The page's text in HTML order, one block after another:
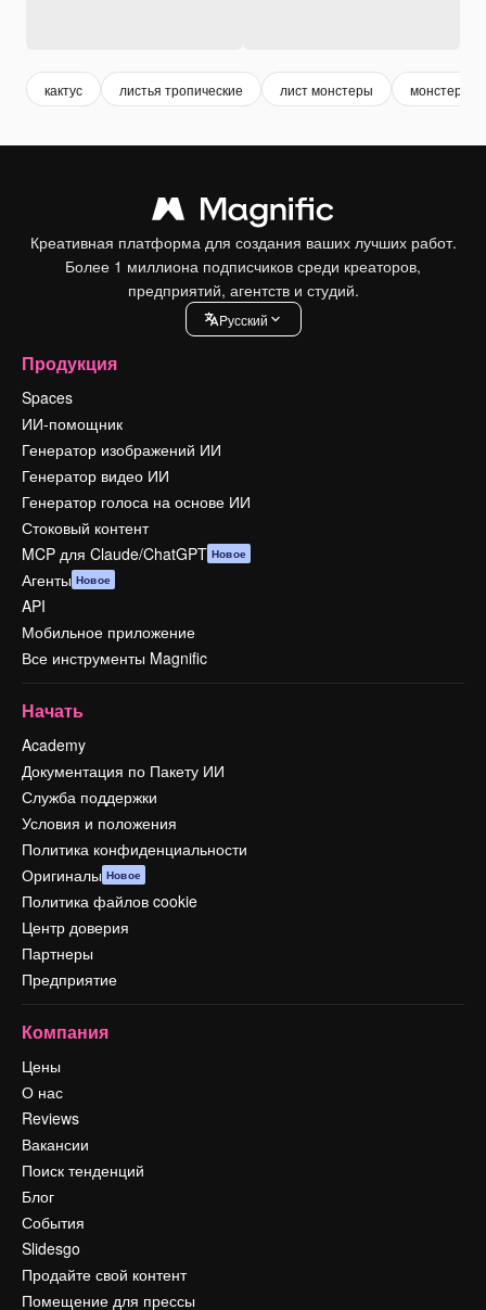
кактус листья тропические лист монстеры монстера
Креативная платформа для создания ваших лучших работ.
Более 1 миллиона подписчиков среди креаторов,
предприятий, агентств и студий.
Pусский
Продукция
Spaces
ИИ-помощник
Генератор изображений ИИ
Генератор видео ИИ
Генератор голоса на основе ИИ
Стоковый контент
MCP для Claude/ChatGPT Новое
Агенты Новое
API
Мобильное приложение
Все инструменты Magnific
Начать
Academy
Документация по Пакету ИИ
Служба поддержки
Условия и положения
Политика конфиденциальности
Оригиналы Новое
Политика файлов cookie
Центр доверия
Партнеры
Предприятие
Компания
Цены
О нас
Reviews
Вакансии
Поиск тенденций
Блог
События
Slidesgo
Продайте свой контент
Помещение для прессы